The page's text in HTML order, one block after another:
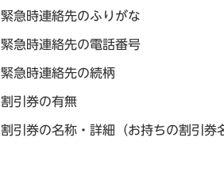
緊急時連絡先のふりがな
緊急時連絡先の電話番号
緊急時連絡先の続柄
割引券の有無
割引券の名称・詳細（お持ちの割引券